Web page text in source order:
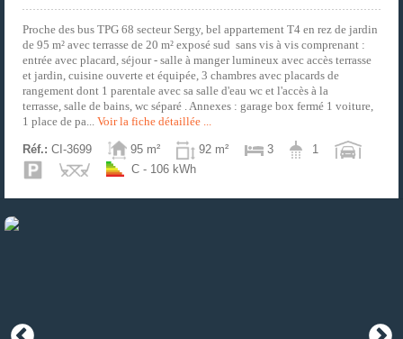
Proche des bus TPG 68 secteur Sergy, bel appartement T4 en rez de jardin
de 95 m² avec terrasse de 20 m² exposé sud sans vis à vis comprenant :
entrée avec placard, séjour - salle à manger lumineux avec accès terrasse
et jardin, cuisine ouverte et équipée, 3 chambres avec placards de
rangement dont 1 parentale avec sa salle d'eau wc et l'accès à la
terrasse, salle de bains, wc séparé . Annexes : garage box fermé 1 voiture,
1 place de pa... Voir la fiche détaillée ...
Réf.: CI-3699 95 m² 92 m² 3
1
C - 106 kWh